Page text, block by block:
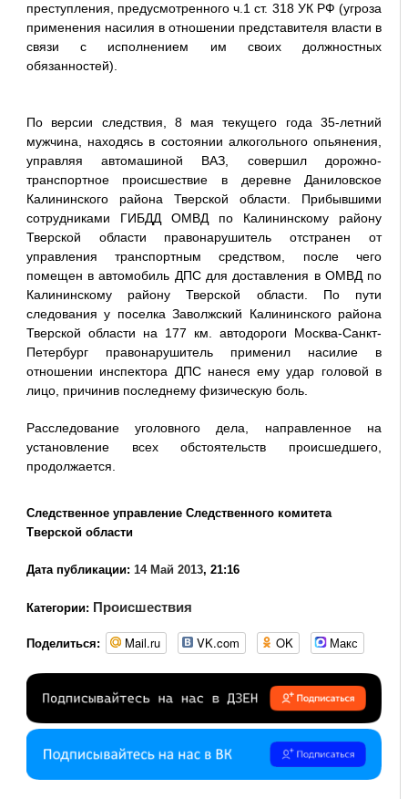
преступления, предусмотренного ч.1 ст. 318 УК РФ (угроза
применения насилия в отношении представителя власти в
связи с исполнением им своих должностных
обязанностей).
По версии следствия, 8 мая текущего года 35-летний
мужчина, находясь в состоянии алкогольного опьянения,
управляя автомашиной ВАЗ, совершил дорожно-
транспортное происшествие в деревне Даниловское
Калининского района Тверской области. Прибывшими
сотрудниками ГИБДД ОМВД по Калининскому району
Тверской области правонарушитель отстранен от
управления транспортным средством, после чего
помещен в автомобиль ДПС для доставления в ОМВД по
Калининскому району Тверской области. По пути
следования у поселка Заволжский Калининского района
Тверской области на 177 км. автодороги Москва-Санкт-
Петербург правонарушитель применил насилие в
отношении инспектора ДПС нанеся ему удар головой в
лицо, причинив последнему физическую боль.
Расследование уголовного дела, направленное на
установление всех обстоятельств происшедшего,
продолжается.
Следственное управление Следственного комитета
Тверской области
Дата публикации: 14 Май 2013, 21:16
Категории: Происшествия
Поделиться: Mail.ru VK.com OK Макс